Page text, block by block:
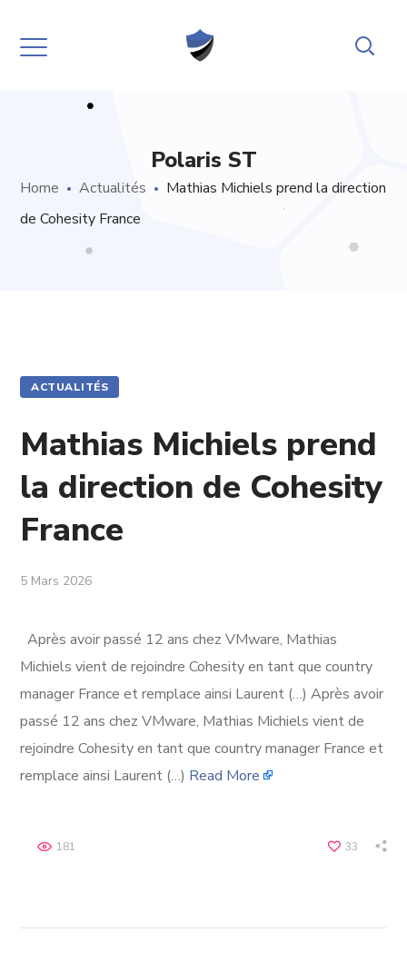
Polaris ST
Home Actualités
Mathias Michiels prend la direction
de Cohesity France
ACTUALITÉS
Mathias Michiels prend
la direction de Cohesity
France
5 Mars 2026
Après avoir passé 12 ans chez VMware, Mathias
Michiels vient de rejoindre Cohesity en tant que country
manager France et remplace ainsi Laurent (…) Après avoir
passé 12 ans chez VMware, Mathias Michiels vient de
rejoindre Cohesity en tant que country manager France et
remplace ainsi Laurent (…) Read More
33
181